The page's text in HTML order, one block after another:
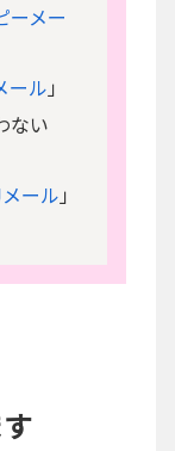
ーメー
ール 」
ない
ール 」